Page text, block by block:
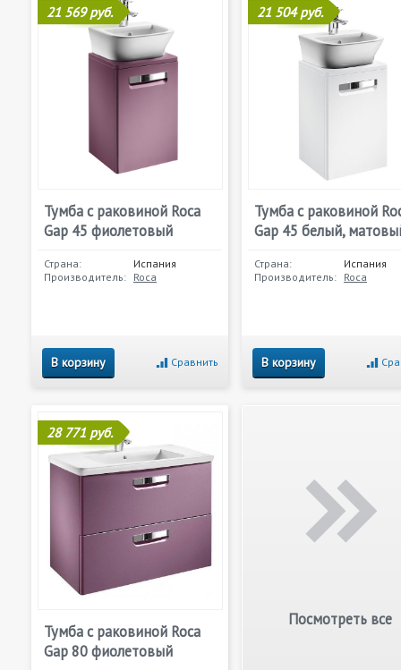
21 569 руб.
Тумба с раковиной Roca
Gap 45 фиолетовый
Страна:
Испания
Производитель: Roca
В корзину Сравнить
21 504 руб.
Тумба с раковиной
Gap 45 белый,
Страна:
Испания
Производитель: Roca
В корзину
28 771 руб.
Тумба с раковиной Roca
Gap 80 фиолетовый
Посмотреть все